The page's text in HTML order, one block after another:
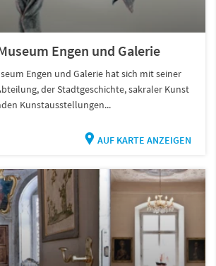
Engen und Galerie
Engen und Galerie hat sich mit seiner
der Stadtgeschichte, sakraler Kunst
Kunstausstellungen...
AUF KARTE ANZEIGEN